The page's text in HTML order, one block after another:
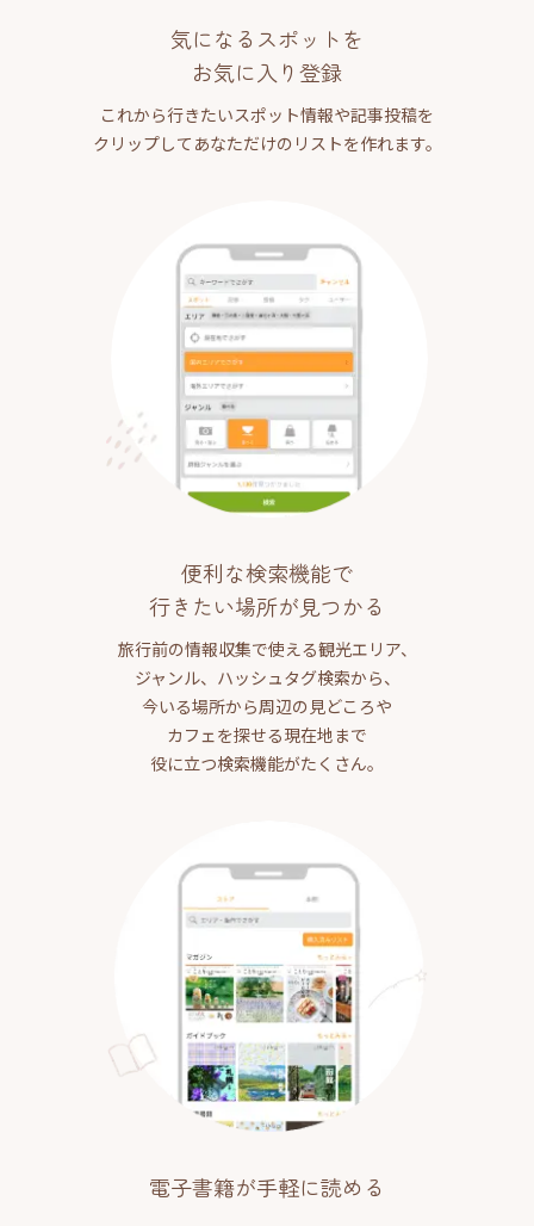
気になるスポットを
お気に入り登録
これから行きたいスポット情報や記事投稿を
クリップしてあなただけのリストを作れます。
便利な検索機能で
行きたい場所が見つかる
旅行前の情報収集で使える観光エリア、
ジャンル、ハッシュタグ検索から、
今いる場所から周辺の見どころや
カフェを探せる現在地まで
役に立つ検索機能がたくさん。
電子書籍が手軽に読める